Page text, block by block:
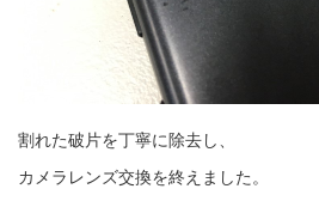
割れた破片を丁寧に除去し、
カメラレンズ交換を終えました。